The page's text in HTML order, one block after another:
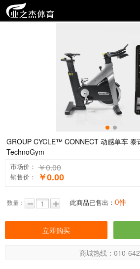
GROUP CYCLE™ CONNECT 动感单车 泰
TechnoGym
市场价： ￥0.00
销售价： ￥0.00
数量： 此商品已售出： 0件
商城热线：010-